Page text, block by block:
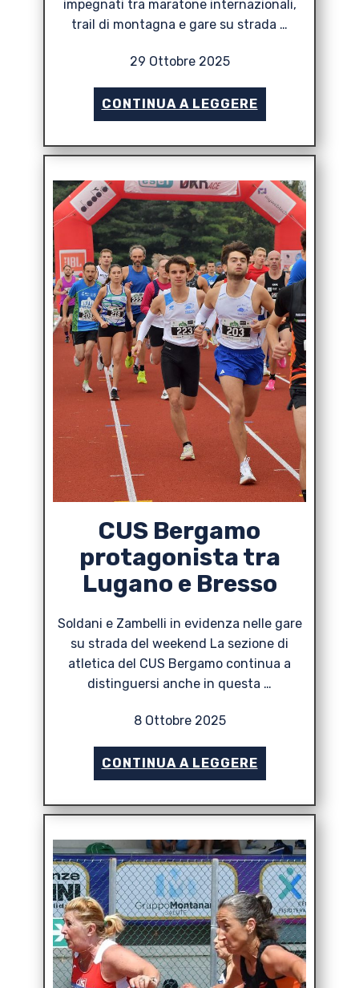
impegnati tra maratone internazionali,
trail di montagna e gare su strada …
29 Ottobre 2025
CONTINUA A LEGGERE
CUS Bergamo
protagonista tra
Lugano e Bresso
Soldani e Zambelli in evidenza nelle gare
su strada del weekend La sezione di
atletica del CUS Bergamo continua a
distinguersi anche in questa …
8 Ottobre 2025
CONTINUA A LEGGERE